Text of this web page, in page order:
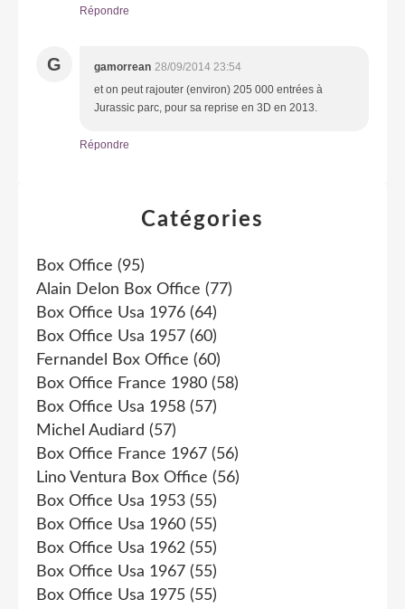
Répondre
G gamorrean 28/09/2014 23:54
et on peut rajouter (environ) 205 000 entrées à
Jurassic parc, pour sa reprise en 3D en 2013.
Répondre
Catégories
Box Office (95)
Alain Delon Box Office (77)
Box Office Usa 1976 (64)
Box Office Usa 1957 (60)
Fernandel Box Office (60)
Box Office France 1980 (58)
Box Office Usa 1958 (57)
Michel Audiard (57)
Box Office France 1967 (56)
Lino Ventura Box Office (56)
Box Office Usa 1953 (55)
Box Office Usa 1960 (55)
Box Office Usa 1962 (55)
Box Office Usa 1967 (55)
Box Office Usa 1975 (55)